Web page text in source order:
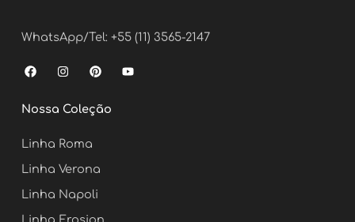
WhatsApp/Tel: +55 (11) 3565-2147
F
a
e
b
o
k
I
n
t
a
r
a
m
P
i
t
e
Y
o
Nossa Coleção
Linha Roma
Linha Verona
Linha Napoli